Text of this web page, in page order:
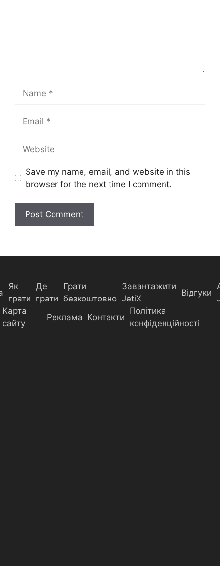
s
t
Save my name, email, and website in this
browser for the next time I comment.
Як
грати
Де
грати
Грати
безкоштовно
Завантажити
JetiX
Відгуки
Карта
сайту
Реклама Контакти
Політика
конфіденційності